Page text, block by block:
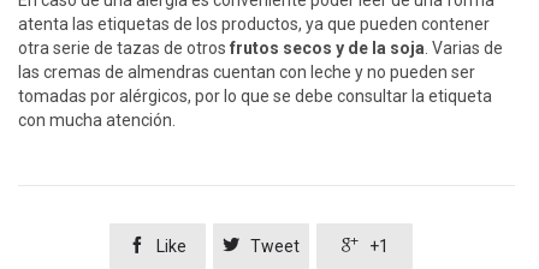
atenta las etiquetas de los productos, ya que pueden contener
otra serie de tazas de otros frutos secos y de la soja. Varias de
las cremas de almendras cuentan con leche y no pueden ser
tomadas por alérgicos, por lo que se debe consultar la etiqueta
con mucha atención.
 Like  Tweet  +1